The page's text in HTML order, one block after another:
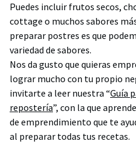
Puedes incluir frutos secos,
cottage o muchos sabores
preparar postres es que
variedad de sabores.
Nos da gusto que quieras
lograr mucho con tu propio
invitarte a leer nuestra “Guía
repostería”, con la que
de emprendimiento que te
al preparar todas tus recetas.